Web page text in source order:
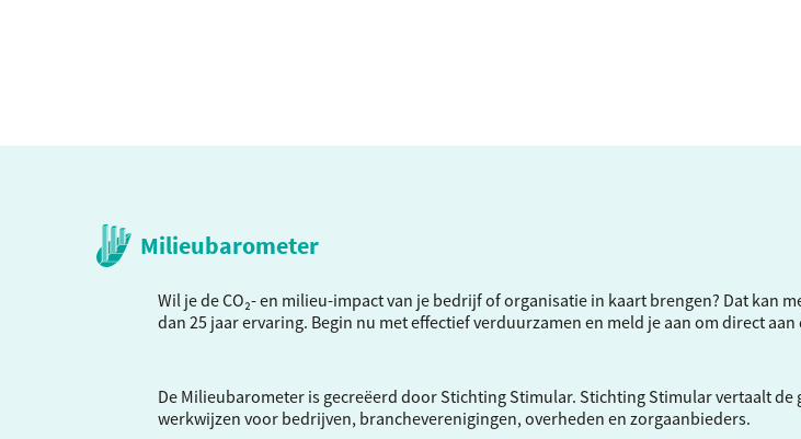
Milieubarometer
Wil je de CO₂- en milieu-impact van je bedrijf of organisatie in kaart brengen? Dat kan
dan 25 jaar ervaring. Begin nu met effectief verduurzamen en meld je aan om direct aan
De Milieubarometer is gecreëerd door Stichting Stimular. Stichting Stimularvertaalt de
werkwijzen voor bedrijven, brancheverenigingen, overheden en zorgaanbieders.